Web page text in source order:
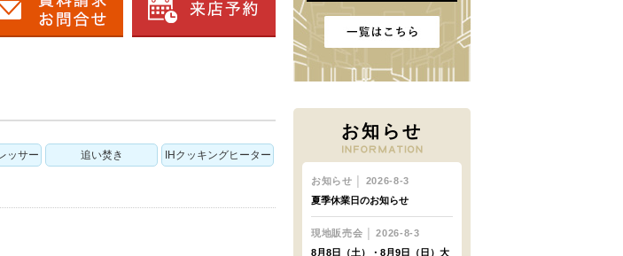
ッサー 追い焚き IHクッキングヒーター
お知らせ